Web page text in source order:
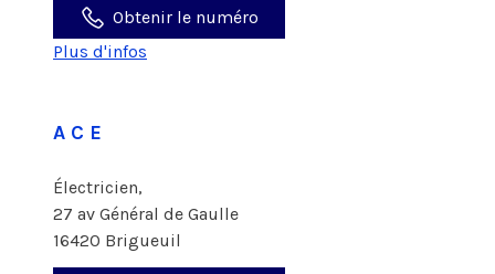
Obtenir le numéro
Plus d'infos
A C E
Électricien,
27 av Général de Gaulle
16420 Brigueuil